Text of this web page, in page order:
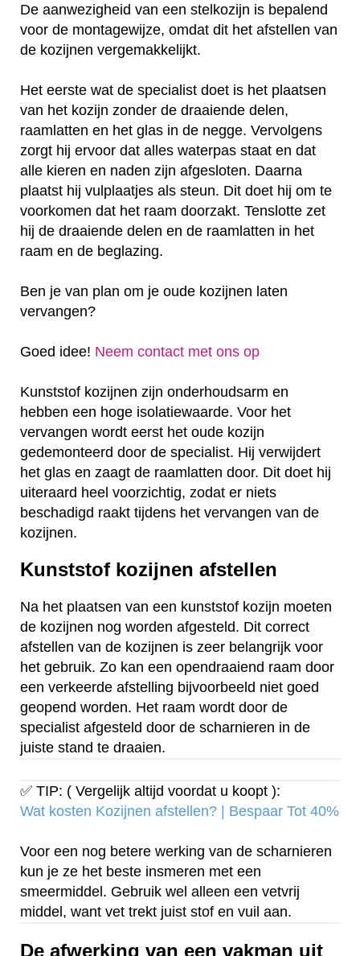
De aanwezigheid van een stelkozijn is bepalend
voor de montagewijze, omdat dit het afstellen van
de kozijnen vergemakkelijkt.
Het eerste wat de specialist doet is het plaatsen
van het kozijn zonder de draaiende delen,
raamlatten en het glas in de negge. Vervolgens
zorgt hij ervoor dat alles waterpas staat en dat
alle kieren en naden zijn afgesloten. Daarna
plaatst hij vulplaatjes als steun. Dit doet hij om te
voorkomen dat het raam doorzakt. Tenslotte zet
hij de draaiende delen en de raamlatten in het
raam en de beglazing.
Ben je van plan om je oude kozijnen laten
vervangen?
Goed idee! Neem contact met ons op
Kunststof kozijnen zijn onderhoudsarm en
hebben een hoge isolatiewaarde. Voor het
vervangen wordt eerst het oude kozijn
gedemonteerd door de specialist. Hij verwijdert
het glas en zaagt de raamlatten door. Dit doet hij
uiteraard heel voorzichtig, zodat er niets
beschadigd raakt tijdens het vervangen van de
kozijnen.
Kunststof kozijnen afstellen
Na het plaatsen van een kunststof kozijn moeten
de kozijnen nog worden afgesteld. Dit correct
afstellen van de kozijnen is zeer belangrijk voor
het gebruik. Zo kan een opendraaiend raam door
een verkeerde afstelling bijvoorbeeld niet goed
geopend worden. Het raam wordt door de
specialist afgesteld door de scharnieren in de
juiste stand te draaien.
✅ TIP: ( Vergelijk altijd voordat u koopt ):
Wat kosten Kozijnen afstellen? | Bespaar Tot 40%‎
Voor een nog betere werking van de scharnieren
kun je ze het beste insmeren met een
smeermiddel. Gebruik wel alleen een vetvrij
middel, want vet trekt juist stof en vuil aan.
De afwerking van een vakman uit